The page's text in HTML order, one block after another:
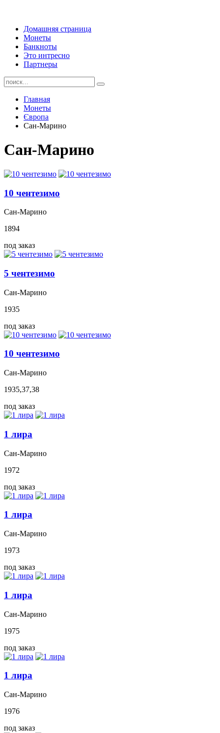
Домашняя страница
Монеты
Банкноты
Это интресно
Партнеры
Главная
Монеты
Європа
Сан-Марино
Сан-Марино
10 чентезимо
Сан-Марино
1894
под заказ
5 чентезимо
Сан-Марино
1935
под заказ
10 чентезимо
Сан-Марино
1935,37,38
под заказ
1 лира
Сан-Марино
1972
под заказ
1 лира
Сан-Марино
1973
под заказ
1 лира
Сан-Марино
1975
под заказ
1 лира
Сан-Марино
1976
под заказ